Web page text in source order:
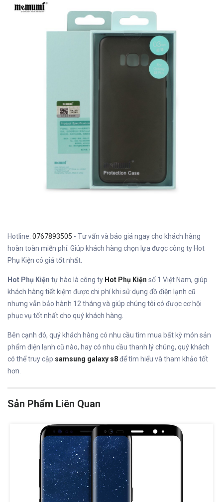
Hotline: 0767893505 - Tư vấn và báo giá ngay cho khách hàng
hoàn toàn miễn phí. Giúp khách hàng chọn lựa được công ty Hot
Phụ Kiện có giá tốt nhất.
Hot Phụ Kiện tự hào là công ty Hot Phụ Kiện số 1 Việt Nam, giúp
khách hàng tiết kiệm được chi phí khi sử dụng đồ điện lạnh cũ
nhưng vẫn bảo hành 12 tháng và giúp chúng tôi có được cơ hội
phục vụ tốt nhất cho quý khách hàng.
Bên cạnh đó, quý khách hàng có nhu cầu tìm mua bất kỳ món sản
phẩm điện lạnh cũ nào, hay có nhu cầu thanh lý chúng, quý khách
có thể truy cập samsung galaxy s8để tìm hiểu và tham khảo tốt
hơn.
Sản Phẩm Liên Quan